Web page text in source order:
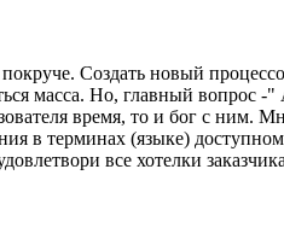
Создать новый
масса. Но, главный вопрос
время, то и бог с ним.
в терминах (языке)
все хотелки